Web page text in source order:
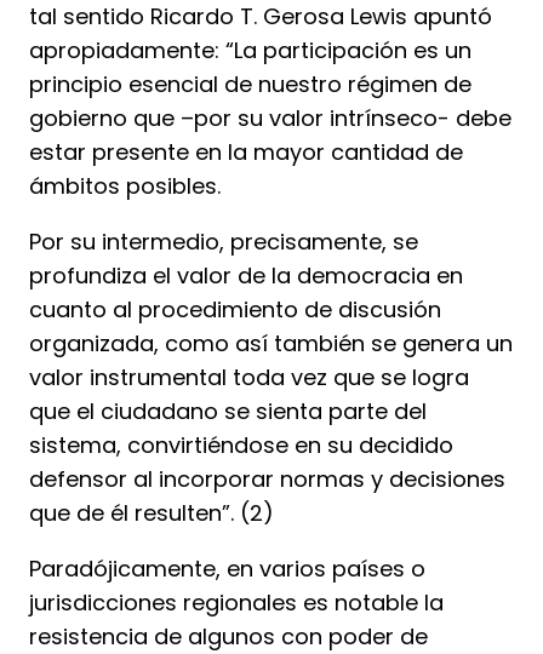
tal sentido Ricardo T. Gerosa Lewis apuntó
apropiadamente: “La participación es un
principio esencial de nuestro régimen de
gobierno que –por su valor intrínseco- debe
estar presente en la mayor cantidad de
ámbitos posibles.
Por su intermedio, precisamente, se
profundiza el valor de la democracia en
cuanto al procedimiento de discusión
organizada, como así también se genera un
valor instrumental toda vez que se logra
que el ciudadano se sienta parte del
sistema, convirtiéndose en su decidido
defensor al incorporar normas y decisiones
que de él resulten”. (2)
Paradójicamente, en varios países o
jurisdicciones regionales es notable la
resistencia de algunos con poder de